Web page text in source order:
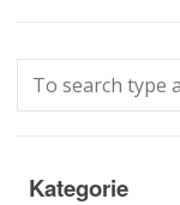
Kategorie